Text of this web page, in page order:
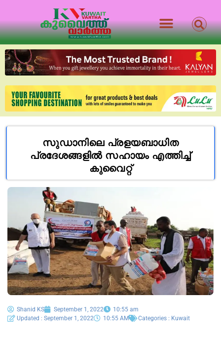
സുഡാനിലെ പ്രളയബാധിത
പ്രദേശങ്ങളിൽ സഹായം എത്തിച്ച്
കുവൈറ്റ്
Shanid KS September 1, 2022
10:55 am
Updated : September 1, 2022
10:55 AM Categories : Kuwait